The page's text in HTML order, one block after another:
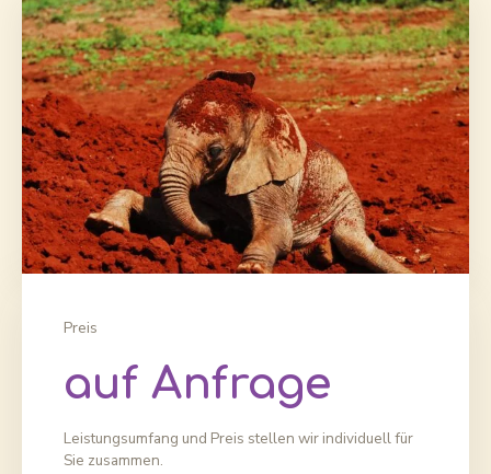
Preis
auf Anfrage
Leistungsumfang und Preis stellen wir individuell für
Sie zusammen.